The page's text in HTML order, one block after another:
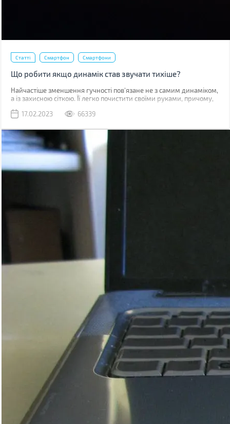
Статті Смартфон Смартфони
Що робити якщо динамік став звучати тихіше?
Найчастіше зменшення гучності пов'язане не з самим динаміком,
а із захисною сіткою. Її легко почистити своїми руками, причому,
17.02.2023
66339